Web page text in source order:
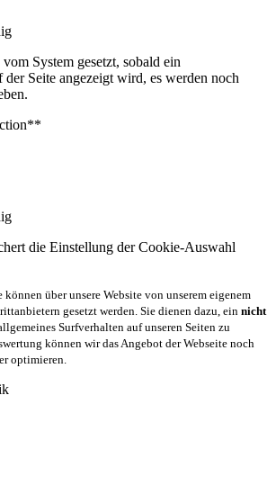
System gesetzt, sobald ein
Seite angezeigt wird, es werden noch
die Einstellung der Cookie-Auswahl
über unsere Website von unserem eigenem
gesetzt werden. Sie dienen dazu, ein nicht
Surfverhalten auf unseren Seiten zu
können wir das Angebot der Webseite noch
optimieren.